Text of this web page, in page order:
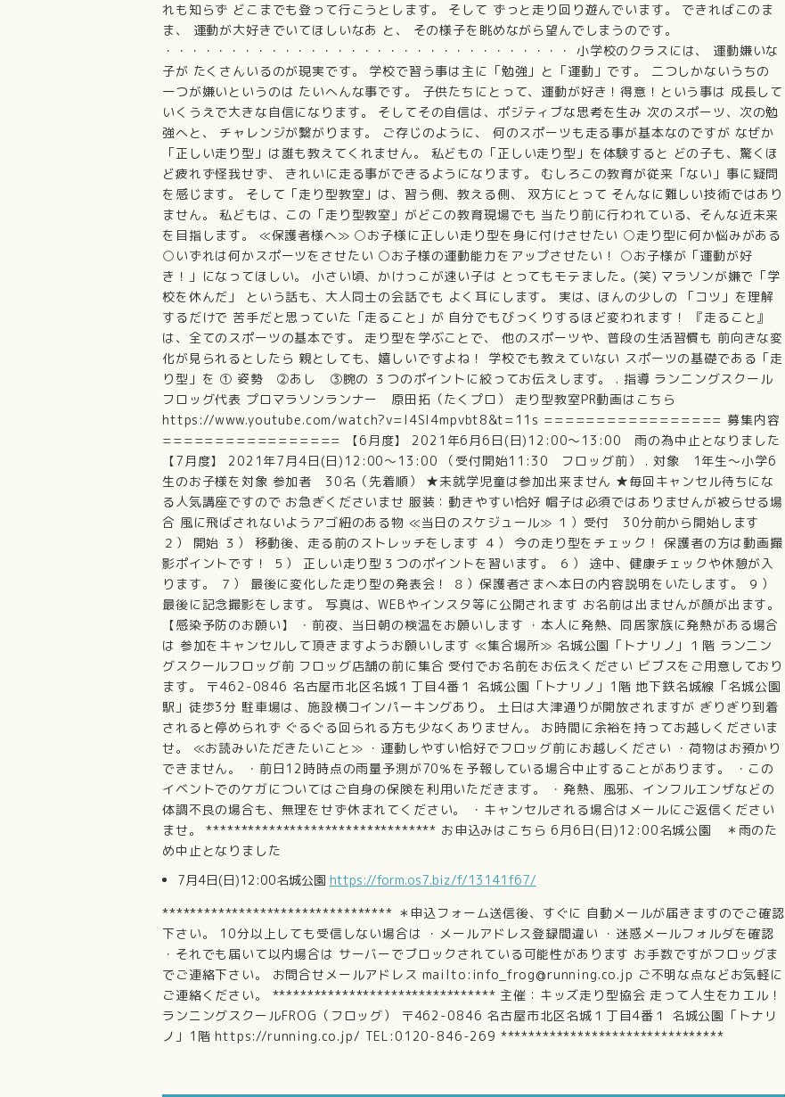
れも知らず どこまでも登って行こうとします。 そして ずっと走り回り遊んでいます。 できればこのま
ま、 運動が大好きでいてほしいなあ と、 その様子を眺めながら望んでしまうのです。
・・・・・・・・・・・・・・・・・・・・・・・・・・・・・・・ 小学校のクラスには、 運動嫌いな
子が たくさんいるのが現実です。 学校で習う事は主に「勉強」と「運動」です。 二つしかないうちの
一つが嫌いというのは たいへんな事です。 子供たちにとって、運動が好き！得意！という事は 成長して
いくうえで大きな自信になります。 そしてその自信は、ポジティブな思考を生み 次のスポーツ、次の勉
強へと、 チャレンジが繋がります。 ご存じのように、 何のスポーツも走る事が基本なのですが なぜか
「正しい走り型」は誰も教えてくれません。 私どもの「正しい走り型」を体験すると どの子も、驚くほ
ど疲れず怪我せず、 きれいに走る事ができるようになります。 むしろこの教育が従来「ない」事に疑問
を感じます。 そして「走り型教室」は、習う側、教える側、 双方にとって そんなに難しい技術ではあり
ません。 私どもは、この「走り型教室」がどこの教育現場でも 当たり前に行われている、そんな近未来
を目指します。 ≪保護者様へ≫ ○お子様に正しい走り型を身に付けさせたい ○走り型に何か悩みがある
○いずれは何かスポーツをさせたい ○お子様の運動能力をアップさせたい！ ○お子様が「運動が好
き！」になってほしい。 小さい頃、かけっこが速い子は とってもモテました。(笑) マラソンが嫌で「学
校を休んだ」 という話も、大人同士の会話でも よく耳にします。 実は、ほんの少しの 「コツ」を理解
するだけで 苦手だと思っていた「走ること」が 自分でもびっくりするほど変われます！ 『走ること』
は、全てのスポーツの基本です。 走り型を学ぶことで、 他のスポーツや、普段の生活習慣も 前向きな変
化が見られるとしたら 親としても、嬉しいですよね！ 学校でも教えていない スポーツの基礎である「走
り型」を ① 姿勢 ②あし ③腕の ３つのポイントに絞ってお伝えします。 . 指導 ランニングスクール
フロッグ代表 プロマラソンランナー 原田拓（たくプロ） 走り型教室PR動画はこちら
https://www.youtube.com/watch?v=I4Sl4mpvbt8&t=11s ================= 募集内容
================= 【6月度】 2021年6月6日(日)12:00～13:00 雨の為中止となりました
【7月度】 2021年7月4日(日)12:00～13:00 （受付開始11:30 フロッグ前） . 対象 1年生～小学6
生のお子様を対象 参加者 30名（先着順） ★未就学児童は参加出来ません ★毎回キャンセル待ちにな
る人気講座ですので お急ぎくださいませ 服装：動きやすい恰好 帽子は必須ではありませんが被らせる場
合 風に飛ばされないようアゴ紐のある物 ≪当日のスケジュール≫ １）受付 30分前から開始します
２） 開始 ３） 移動後、走る前のストレッチをします ４） 今の走り型をチェック！ 保護者の方は動画撮
影ポイントです！ ５） 正しい走り型３つのポイントを習います。 ６） 途中、健康チェックや休憩が入
ります。 ７） 最後に変化した走り型の発表会！ ８）保護者さまへ本日の内容説明をいたします。 ９）
最後に記念撮影をします。 写真は、WEBやインスタ等に公開されます お名前は出ませんが顔が出ます。
【感染予防のお願い】 ・前夜、当日朝の検温をお願いします ・本人に発熱、同居家族に発熱がある場合
は 参加をキャンセルして頂きますようお願いします ≪集合場所≫ 名城公園「トナリノ」１階 ランニン
グスクールフロッグ前 フロッグ店舗の前に集合 受付でお名前をお伝えください ビブスをご用意しており
ます。 〒462-0846 名古屋市北区名城１丁目4番１ 名城公園「トナリノ」1階 地下鉄名城線「名城公園
駅」徒歩3分 駐車場は、施設横コインパーキングあり。 土日は大津通りが開放されますが ぎりぎり到着
されると停められず ぐるぐる回られる方も少なくありません。 お時間に余裕を持ってお越しくださいま
せ。 ≪お読みいただきたいこと≫ ・運動しやすい恰好でフロッグ前にお越しください ・荷物はお預かり
できません。 ・前日12時時点の雨量予測が70％を予報している場合中止することがあります。 ・この
イベントでのケガについてはご自身の保険を利用いただきます。 ・発熱、風邪、インフルエンザなどの
体調不良の場合も、無理をせず休まれてください。 ・キャンセルされる場合はメールにご返信ください
ませ。 ********************************* お申込みはこちら 6月6日(日)12:00名城公園 ＊雨のた
め中止となりました
7月4日(日)12:00名城公園 https://form.os7.biz/f/13141f67/
********************************* ＊申込フォーム送信後、すぐに 自動メールが届きますのでご確認
下さい。 10分以上しても受信しない場合は ・メールアドレス登録間違い ・迷惑メールフォルダを確認
・それでも届いて以内場合は サーバーでブロックされている可能性があります お手数ですがフロッグま
でご連絡下さい。 お問合せメールアドレス mailto:info_frog@running.co.jp ご不明な点などお気軽に
ご連絡ください。 ******************************** 主催：キッズ走り型協会 走って人生をカエル！
ランニングスクールFROG（フロッグ） 〒462-0846 名古屋市北区名城１丁目4番１ 名城公園「トナリ
ノ」1階 https://running.co.jp/ TEL:0120-846-269 ********************************